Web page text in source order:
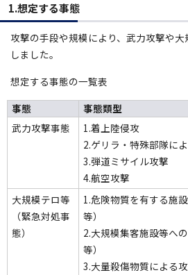
1.想定する事態
攻撃の手段や規模により、武力攻撃や
しました。
想定する事態の一覧表
事態
事態類型
武力攻撃事態
1.着上陸侵攻
2.ゲリラ・特殊部隊に
3.弾道ミサイル攻撃
4.航空攻撃
大規模テロ等
（緊急対処事
態）
1.危険物質を有する施
等）
2.大規模集客施設等へ
等）
3.大量殺傷物質による